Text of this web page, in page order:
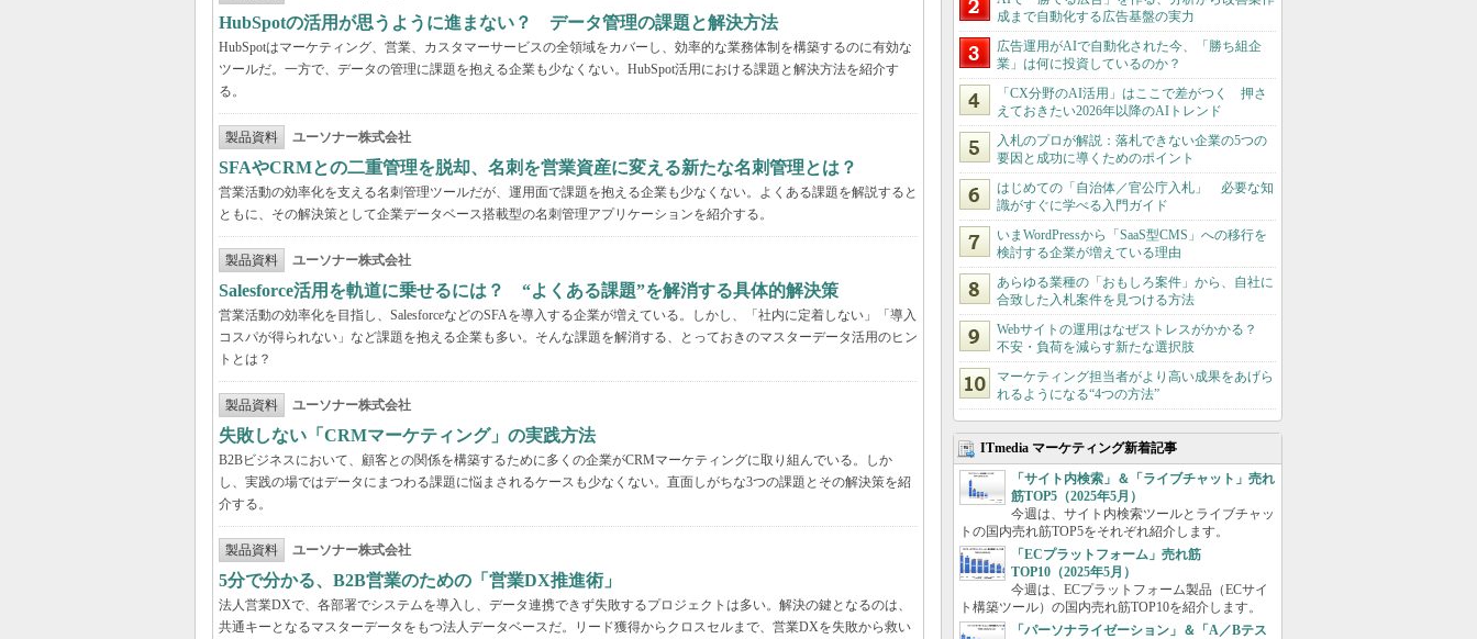
HubSpotの活用が思うように進まない？ データ管理の課題と解決方法
HubSpotはマーケティング、営業、カスタマーサービスの全領域をカバーし、効率的な業務体制を構築するのに有効な
ツールだ。一方で、データの管理に課題を抱える企業も少なくない。HubSpot活用における課題と解決方法を紹介す
る。
製品資料 ユーソナー株式会社
SFAやCRMとの二重管理を脱却、名刺を営業資産に変える新たな名刺管理とは？
営業活動の効率化を支える名刺管理ツールだが、運用面で課題を抱える企業も少なくない。よくある課題を解説すると
ともに、その解決策として企業データベース搭載型の名刺管理アプリケーションを紹介する。
製品資料 ユーソナー株式会社
Salesforce活用を軌道に乗せるには？ “よくある課題”を解消する具体的解決策
営業活動の効率化を目指し、SalesforceなどのSFAを導入する企業が増えている。しかし、「社内に定着しない」「導入
コスパが得られない」など課題を抱える企業も多い。そんな課題を解消する、とっておきのマスターデータ活用のヒン
トとは？
製品資料 ユーソナー株式会社
失敗しない「CRMマーケティング」の実践方法
B2Bビジネスにおいて、顧客との関係を構築するために多くの企業がCRMマーケティングに取り組んでいる。しか
し、実践の場ではデータにまつわる課題に悩まされるケースも少なくない。直面しがちな3つの課題とその解決策を紹
介する。
製品資料 ユーソナー株式会社
5分で分かる、B2B営業のための「営業DX推進術」
法人営業DXで、各部署でシステムを導入し、データ連携できず失敗するプロジェクトは多い。解決の鍵となるのは、
共通キーとなるマスターデータをもつ法人データベースだ。リード獲得からクロスセルまで、営業DXを失敗から救い
成まで自動化する広告基盤の実力
広告運用がAIで自動化された今、「勝ち組企
業」は何に投資しているのか？
「CX分野のAI活用」はここで差がつく 押さ
えておきたい2026年以降のAIトレンド
入札のプロが解説：落札できない企業の5つの
要因と成功に導くためのポイント
はじめての「自治体／官公庁入札」 必要な知
識がすぐに学べる入門ガイド
いまWordPressから「SaaS型CMS」への移行を
検討する企業が増えている理由
あらゆる業種の「おもしろ案件」から、自社に
合致した入札案件を見つける方法
Webサイトの運用はなぜストレスがかかる？
不安・負荷を減らす新たな選択肢
マーケティング担当者がより高い成果をあげら
れるようになる“4つの方法”
ITmedia マーケティング新着記事
「サイト内検索」＆「ライブチャット」売れ
筋TOP5（2025年5月）
今週は、サイト内検索ツールとライブチャッ
トの国内売れ筋TOP5をそれぞれ紹介します。
「ECプラットフォーム」売れ筋
TOP10（2025年5月）
今週は、ECプラットフォーム製品（ECサイ
ト構築ツール）の国内売れ筋TOP10を紹介します。
「パーソナライゼーション」＆「A／Bテス